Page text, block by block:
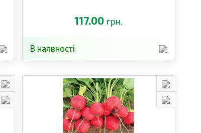
117.00 грн.
В наявності